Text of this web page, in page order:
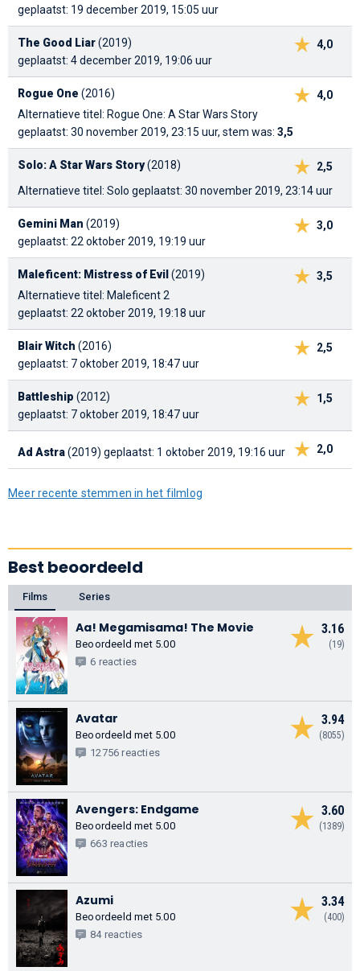
geplaatst: 19 december 2019, 15:05 uur
4,0
The Good Liar(2019)
geplaatst: 4 december 2019, 19:06 uur
4,0
Rogue One (2016)
Alternatieve titel: Rogue One: A Star Wars Story
geplaatst: 30 november 2019, 23:15 uur, stem was: 3,5
2,5
Solo: A Star Wars Story(2018)
Alternatieve titel: Solo geplaatst: 30 november 2019, 23:14 uur
3,0
Gemini Man (2019)
geplaatst: 22 oktober 2019, 19:19 uur
3,5
Maleficent: Mistress of Evil (2019)
Alternatieve titel: Maleficent 2
geplaatst: 22 oktober 2019, 19:18 uur
2,5
Blair Witch (2016)
geplaatst: 7 oktober 2019, 18:47 uur
1,5
Battleship (2012)
geplaatst: 7 oktober 2019, 18:47 uur
2,0
Ad Astra(2019) geplaatst: 1 oktober 2019, 19:16 uur
Meer recente stemmen in het filmlog
Best beoordeeld
Films Series
3.16
(19)
Aa! Megamisama! The Movie
Beoordeeld met 5.00
6 reacties
3.94
(8055)
Avatar
Beoordeeld met 5.00
12756 reacties
3.60
(1389)
Avengers: Endgame
Beoordeeld met 5.00
663 reacties
3.34
(400)
Azumi
Beoordeeld met 5.00
84 reacties